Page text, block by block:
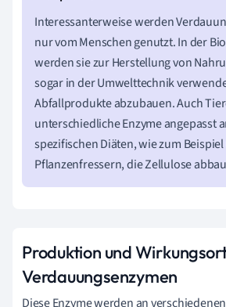
Interessanterweise werden
nur vom Menschen genutzt. In der
werden sie zur Herstellung von
sogar in der Umwelttechnik
Abfallprodukte abzubauen. Auch
unterschiedliche Enzyme angepasst
spezifischen Diäten, wie zum
Pflanzenfressern, die Zellulose
Produktion und
Verdauungsenzymen
Diese Enzyme werden an